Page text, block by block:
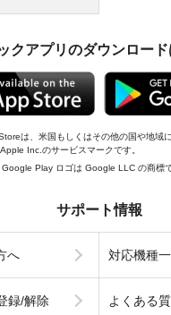
クアプリのダウンロード
は、米国もしくはその他の国や地域
Inc.のサービスマークです。
Play ロゴは Google LLC の商標で
サポート情報
へ 対応機種
録/解除 よくある